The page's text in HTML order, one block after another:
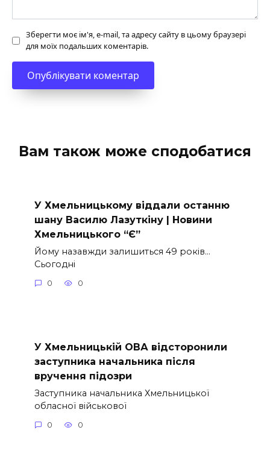
Зберегти моє ім'я, e-mail, та адресу сайту в цьому браузері
для моїх подальших коментарів.
Вам також може сподобатися
У Хмельницькому віддали останню
шану Василю Лазуткіну | Новини
Хмельницького “Є”
Йому назавжди залишиться 49 років…
Сьогодні
0 0
У Хмельницькій ОВА відсторонили
заступника начальника після
вручення підозри
Заступника начальника Хмельницької
обласної військової
0 0